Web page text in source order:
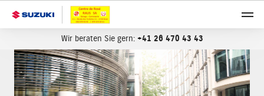
Wir beraten Sie gern: +41 26 470 43 43